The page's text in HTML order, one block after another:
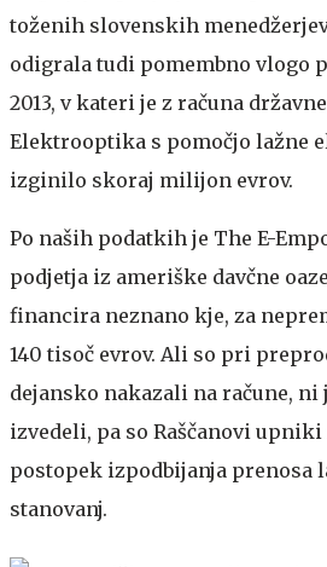
toženih slovenskih
odigrala tudi pomembno vlogo
2013, v kateri je z računa
Elektrooptika s pomočjo lažne
izginilo skoraj milijon evrov.
Po naših podatkih je The E-
podjetja iz ameriške davčne
financira neznano kje, za
140 tisoč evrov. Ali so pri
dejansko nakazali na račune, ni
izvedeli, pa so Raščanovi upniki
postopek izpodbijanja prenosa
stanovanj.